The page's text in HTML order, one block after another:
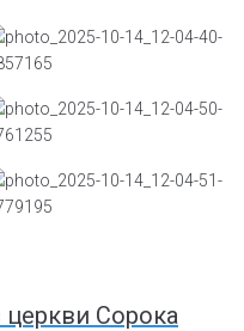
церкви Сорока